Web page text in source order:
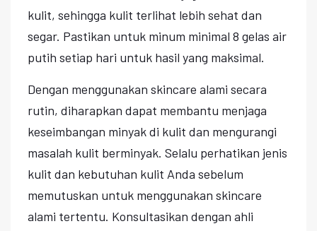
kulit, sehingga kulit terlihat lebih sehat dan
segar. Pastikan untuk minum minimal 8 gelas air
putih setiap hari untuk hasil yang maksimal.
Dengan menggunakan skincare alami secara
rutin, diharapkan dapat membantu menjaga
keseimbangan minyak di kulit dan mengurangi
masalah kulit berminyak. Selalu perhatikan jenis
kulit dan kebutuhan kulit Anda sebelum
memutuskan untuk menggunakan skincare
alami tertentu. Konsultasikan dengan ahli